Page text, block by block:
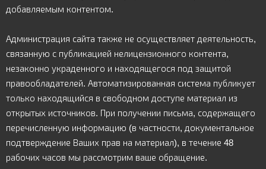
добавляемым контентом.
Администрация сайта также не осуществляет деятельность,
связанную с публикацией нелицензионного контента,
незаконно украденного и находящегося под защитой
правообладателей. Автоматизированная система публикует
только находящийся в свободном доступе материал из
открытых источников. При получении письма, содержащего
перечисленную информацию (в частности, документальное
подтверждение Ваших прав на материал), в течение 48
рабочих часов мы рассмотрим ваше обращение.